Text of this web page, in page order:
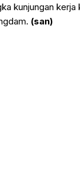
kunjungan
(san)